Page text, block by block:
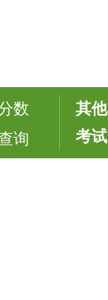
数
询
其他
考试